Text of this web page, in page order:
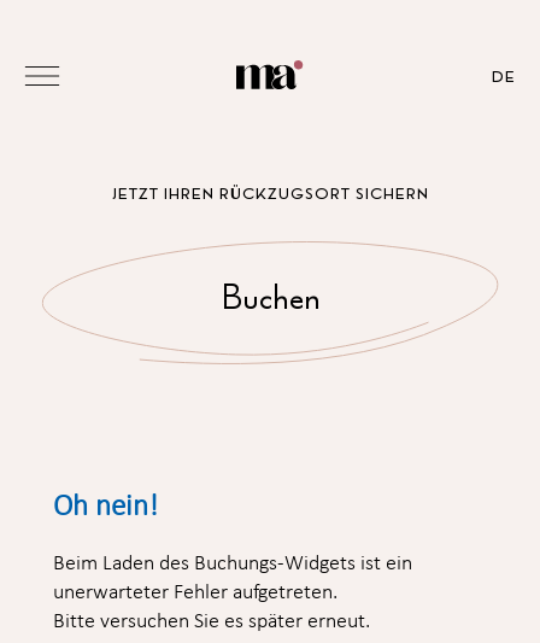
DE
JETZT IHREN RÜCKZUGSORT SICHERN
Buchen
Oh nein!
Beim Laden des Buchungs-Widgets ist ein
unerwarteter Fehler aufgetreten.
Bitte versuchen Sie es später erneut.